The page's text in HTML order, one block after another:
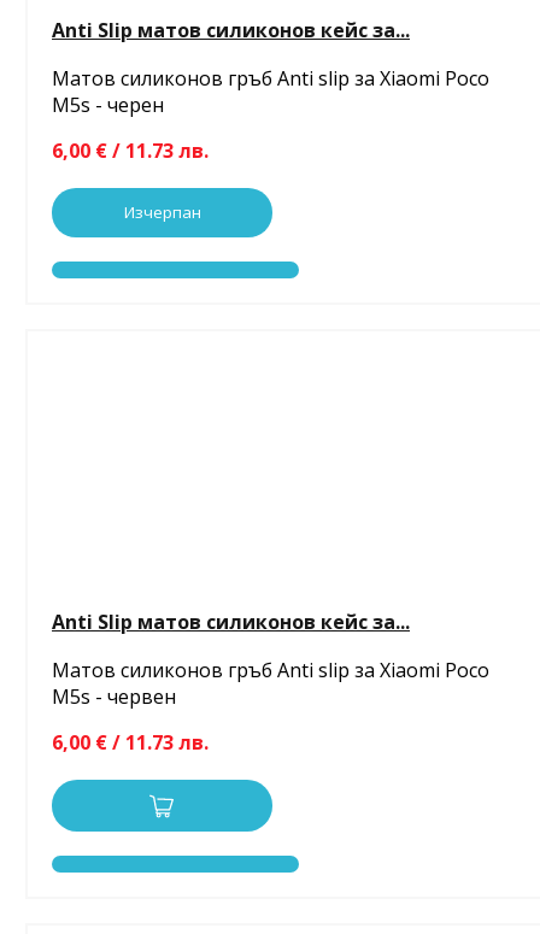
Anti Slip матов силиконов кейс за...
Матов силиконов гръб Anti slip за Xiaomi Poco
M5s - черен
6,00 € / 11.73 лв.
Изчерпан
Anti Slip матов силиконов кейс за...
Матов силиконов гръб Anti slip за Xiaomi Poco
M5s - червен
6,00 € / 11.73 лв.